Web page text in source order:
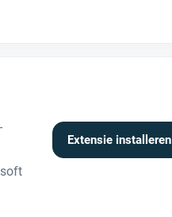
Extensie installeren